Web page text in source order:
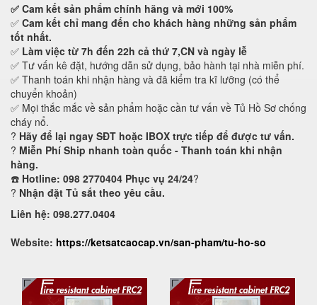
✅ Cam kết sản phẩm chính hãng và mới 100%
✅ Cam kết chỉ mang đến cho khách hàng những sản phẩm
tốt nhất.
✅ Làm việc từ 7h đến 22h cả thứ 7,CN và ngày lễ
✅ Tư vấn kê đặt, hướng dẫn sử dụng, bảo hành tại nhà miễn phí.
✅ Thanh toán khi nhận hàng và đã kiểm tra kĩ lưỡng (có thể
chuyển khoản)
✅ Mọi thắc mắc về sản phẩm hoặc cần tư vấn về Tủ Hồ Sơ chống
cháy nổ.
? Hãy để lại ngay SĐT hoặc IBOX trực tiếp để được tư vấn.
? Miễn Phí Ship nhanh toàn quốc - Thanh toán khi nhận
hàng.
☎️ Hotline: 098 2770404 Phục vụ 24/24?
? Nhận đặt Tủ sắt theo yêu cầu.
Liên hệ: 098.277.0404
Website: https://ketsatcaocap.vn/san-pham/tu-ho-so